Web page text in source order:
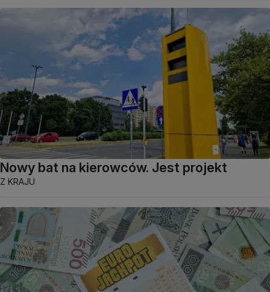
Nowy bat na kierowców. Jest projekt
Z KRAJU